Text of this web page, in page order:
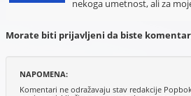
nekoga umetnost, ali za
Morate biti prijavljeni da biste
NAPOMENA:
Komentari ne odražavaju stav redakcije